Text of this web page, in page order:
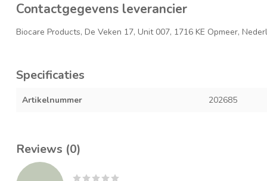
Contactgegevens leverancier
Biocare Products, De Veken 17, Unit 007, 1716 KE Opmeer,
Specificaties
Artikelnummer 202685
Reviews (0)